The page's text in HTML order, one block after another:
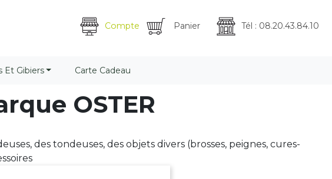
Compte Panier Tél : 08.20.43.84.10
Et Gibiers Carte Cadeau
OSTER
des tondeuses, des objets divers (brosses, peignes, cures-